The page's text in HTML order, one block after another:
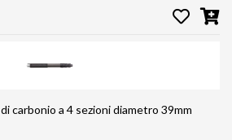
carbonio a 4 sezioni diametro 39mm